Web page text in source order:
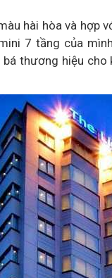
hài hòa và hợp
7 tầng của
thương hiệu